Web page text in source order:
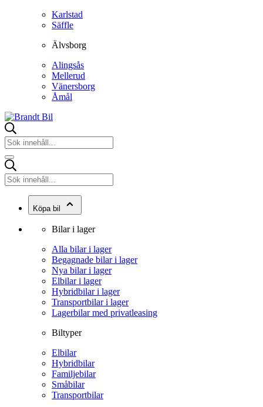
Karlstad
Säffle
Älvsborg
Alingsås
Mellerud
Vänersborg
Åmål
Köpa bil
Bilar i lager
Alla bilar i lager
Begagnade bilar i lager
Nya bilar i lager
Elbilar i lager
Hybridbilar i lager
Transportbilar i lager
Lagerbilar med privatleasing
Biltyper
Elbilar
Hybridbilar
Familjebilar
Småbilar
Transportbilar